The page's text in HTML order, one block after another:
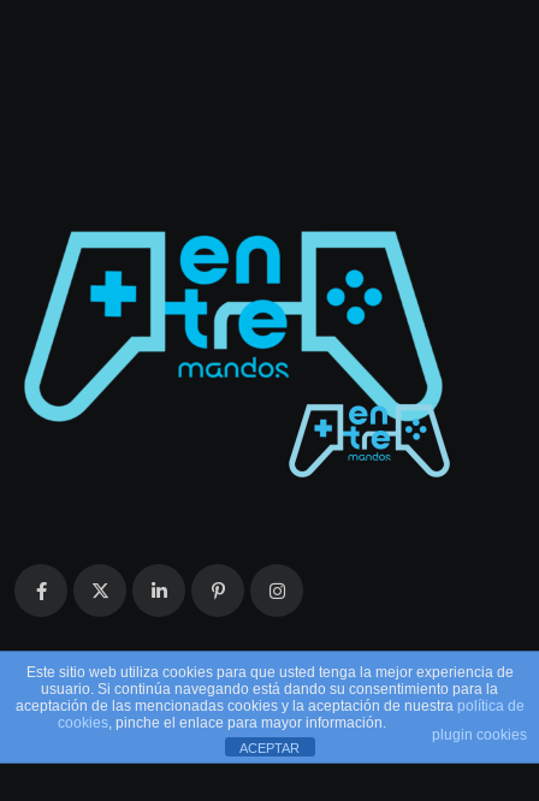
© 2026 EntreMandos. Todos los derechos
Este sitio web utiliza cookies para que usted tenga la mejor experiencia de
usuario. Si continúa navegando está dando su consentimiento para la
aceptación de las mencionadas cookies y la aceptación de nuestra política de
cookies, pinche el enlace para mayor información.
plugin cookies
ACEPTAR